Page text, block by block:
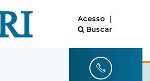
Acesso |
Buscar